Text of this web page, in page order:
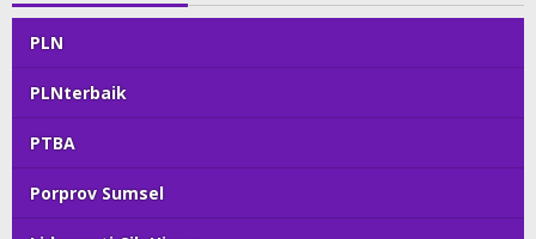
PLN
PLNterbaik
PTBA
Porprov Sumsel